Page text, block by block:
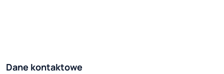
Dane kontaktowe